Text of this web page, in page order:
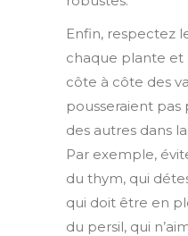
Enfin, respectez
chaque plante
côte à côte des
pousseraient pas
des autres dans
Par exemple,
du thym, qui
qui doit être en
du persil, qui